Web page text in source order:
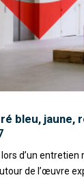
bleu, jaune,
d’un entretien
de l’œuvre